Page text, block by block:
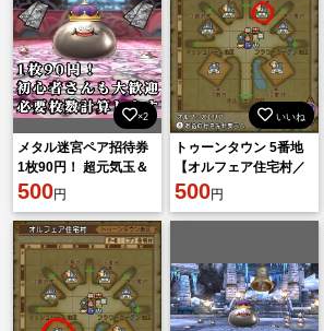
×2
メタル迷宮ペア招待券
1枚90円！ 超元気玉＆
香水付き！ 途中休憩・
分割周回OK！ ドラク
エ10
500円
いいね
トゥーンタウン 5番地
【オルフェア住宅村／
土地】 ドラクエ10
500円